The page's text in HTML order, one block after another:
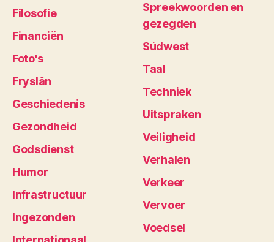
Filosofie
Financiën
Foto's
Fryslân
Geschiedenis
Gezondheid
Godsdienst
Humor
Infrastructuur
Ingezonden
Spreekwoorden en
gezegden
Súdwest
Taal
Techniek
Uitspraken
Veiligheid
Verhalen
Verkeer
Vervoer
Voedsel